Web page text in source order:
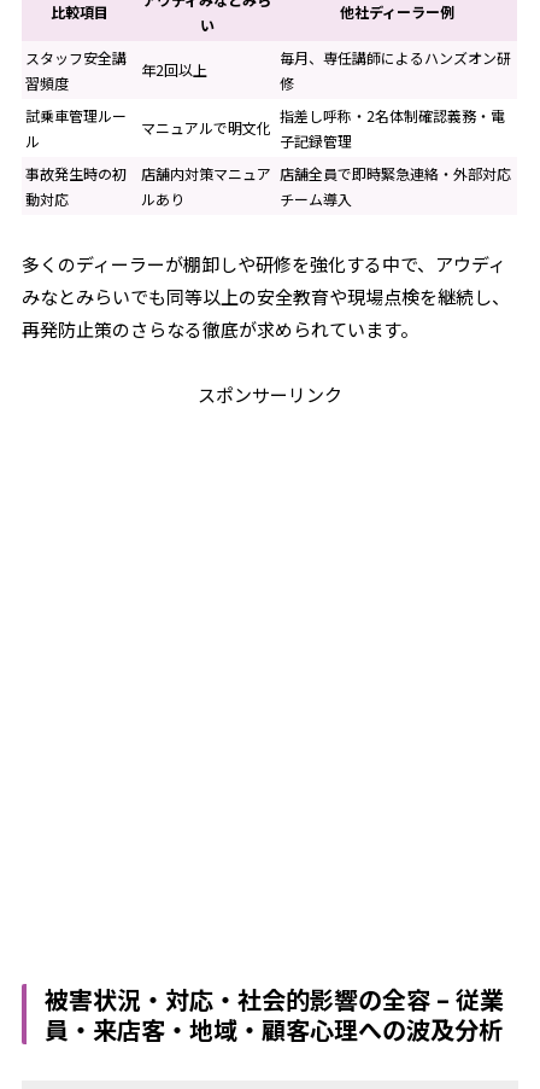
比較項目
い
他社ディーラー例
スタッフ安全講
習頻度
年2回以上
毎月、専任講師によるハンズオン研
修
試乗車管理ルー
ル
マニュアルで明文化
指差し呼称・2名体制確認義務・電
子記録管理
事故発生時の初
動対応
店舗内対策マニュア
ルあり
店舗全員で即時緊急連絡・外部対応
チーム導入
多くのディーラーが棚卸しや研修を強化する中で、アウディ
みなとみらいでも同等以上の安全教育や現場点検を継続し、
再発防止策のさらなる徹底が求められています。
スポンサーリンク
被害状況・対応・社会的影響の全容 – 従業
員・来店客・地域・顧客心理への波及分析